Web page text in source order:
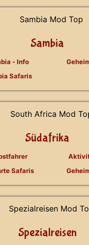
Sambia
- Info
Safaris
Südafrika
Safaris
Spezialreisen